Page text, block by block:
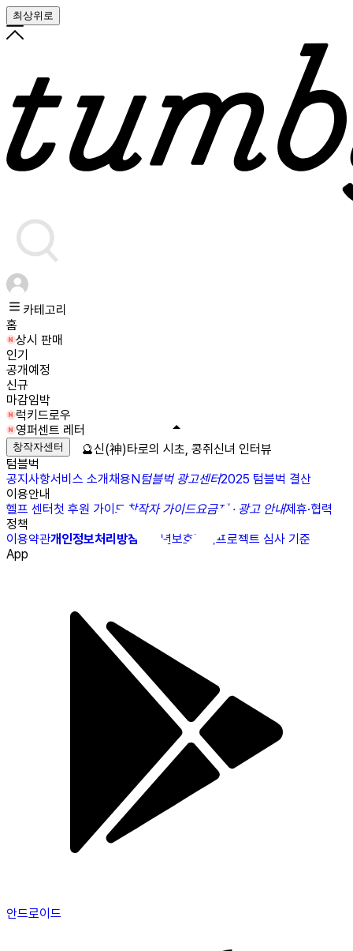
최상위로
카테고리
홈
상시 판매
인기
공개예정
신규
마감임박
럭키드로우
영퍼센트 레터
창작자센터
텀블벅
공지사항서비스 소개채용N텀블벅 광고센터2025 텀블벅 결산
이용안내
헬프 센터첫 후원 가이드 창작자 가이드요금제 · 광고 안내제휴·협력
정책
이용약관개인정보처리방침 청소년보호정책프로젝트 심사 기준
App
안드로이드
🔮신(神)타로의 시초, 콩쥐신녀 인터뷰